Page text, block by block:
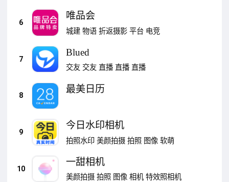
6
唯品会
城建 物语 折返摄影 平台 电竞
7
Blued
交友 交友 直播 直播 直播
8
最美日历
9
今日水印相机
拍照水印 美颜拍摄 拍照 图像 软萌
10
一甜相机
美颜拍摄 拍照 图像 相机 特效照相机